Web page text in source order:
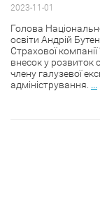
2023-11-01
Голова
освіти Андрій
Страхової
внесок у розвиток
члену галузевої
адміністрування. ...